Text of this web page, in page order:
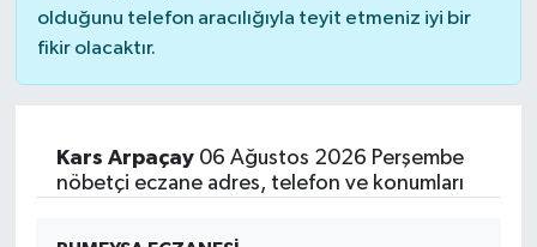
olduğunu telefon aracılığıyla teyit etmeniz iyi bir
fikir olacaktır.
Kars Arpaçay06 Ağustos 2026 Perşembe
nöbetçi eczane adres, telefon ve konumları